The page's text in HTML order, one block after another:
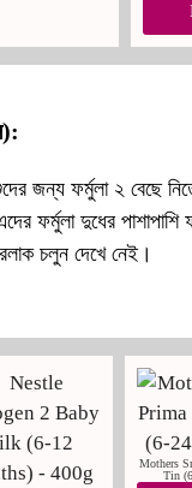
জন্য ফর্মুলা ২ বেছে
ফর্মুলা দুধের
চলুন দেখে নেই।
Mothers
Tin